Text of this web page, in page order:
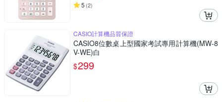
5 (2)
CASIO計算機品質保證
CASIO8位數桌上型國家考試專用計算機(MW-8
V-WE)白
$299